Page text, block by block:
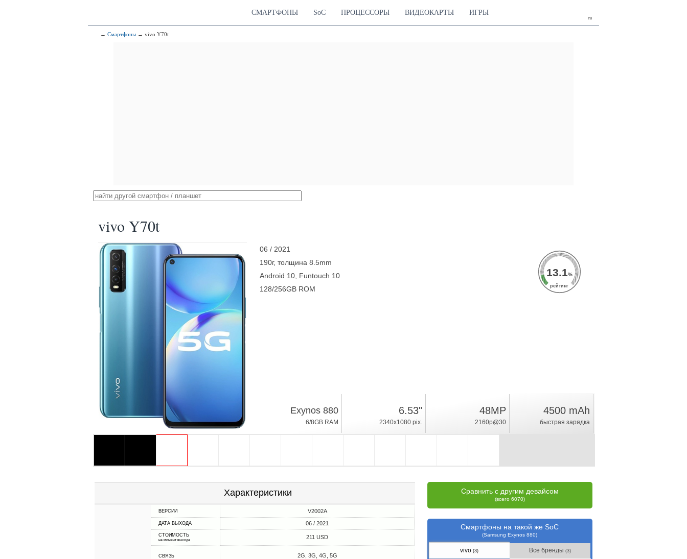
ru
СМАРТФОНЫ SoC ПРОЦЕССОРЫ ВИДЕОКАРТЫ ИГРЫ
→ Смартфоны → vivo Y70t
vivo Y70t
06 / 2021
190г, толщина 8.5mm
Android 10, Funtouch 10
128/256GB ROM
13.1%
рейтинг
Exynos 880
6/8GB RAM
6.53"
2340x1080 pix.
48MP
2160p@30
4500 mAh
быстрая зарядка
Характеристики
ВЕРСИИ V2002A
ДАТА ВЫХОДА 06 / 2021
СТОИМОСТЬ
на момент выхода 211 USD
СВЯЗЬ 2G, 3G, 4G, 5G
Сравнить с другим девайсом
(всего 6070)
Смартфоны на такой же SoC
(Samsung Exynos 880)
vivo(3) Все бренды(3)